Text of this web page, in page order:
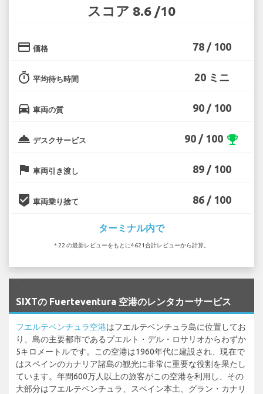
スコア 8.6 /10
credit_card 価格 78 / 100
timer 平均待ち時間 20 ミニ
directions_car 車両の質 90 / 100
room_service デスクサービス 90 / 100 emoji_events
flag 車両引き渡し 89 / 100
beenhere 車両乗り捨て 86 / 100
ターミナル内で
* 22 の最新レビューをもとに4621合計レビューから計算。
SIXTの Fuerteventura 空港のレンタカーサービス
フエルテベンチュラ空港はフエルテベンチュラ島に位置してお
り、島の主要都市であるプエルト・デル・ロサリオからわずか
5キロメートルです。この空港は1960年代に建設され、現在で
はスペインのカナリア諸島の観光に非常に重要な役割を果たし
ています。年間600万人以上の旅客がこの空港を利用し、その
大部分はフエルテベンチュラ、スペイン本土、グラン・カナリ